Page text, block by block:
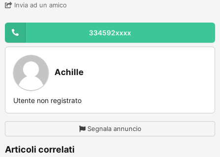
Invia ad un amico
334592xxxx
Achille
Utente non registrato
Segnala annuncio
Articoli correlati